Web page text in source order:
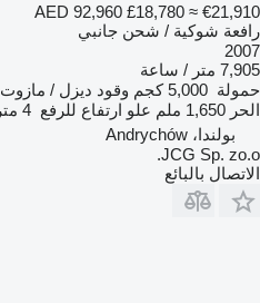
AED 92,960 £18,780 ≈ €21,910
رافعة شوكية / شحن جانبي
2007
7,905 متر / ساعة
حمولة 5,000 كجم وقود ديزل / مازوت
الحر 1,650 ملم علو ارتفاع للرفع 4 متر
بولندا، Andrychów
JCG Sp. zo.o.
الاتصال بالبائع